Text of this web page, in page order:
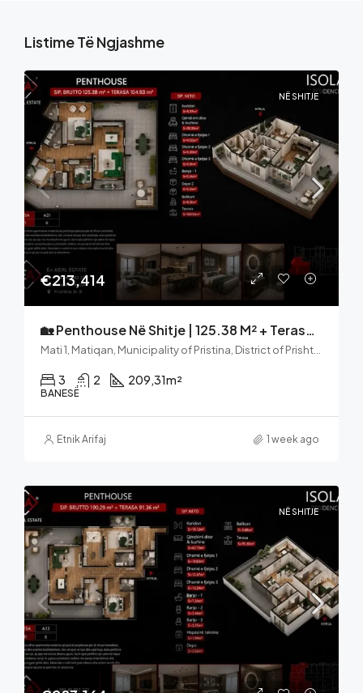
Listime Të Ngjashme
NË SHITJE
€213,414
🏡 Penthouse Në Shitje | 125.38 M² + Terasë 104.93 M² | ISOLA Residence – Mati 1, Prishtinë
Mati 1, Matiqan, Municipality of Pristina, District of Prishtina, 10000, Kosovo
3 2 209,31m²
BANESË
Etnik Arifaj 1 week ago
NË SHITJE